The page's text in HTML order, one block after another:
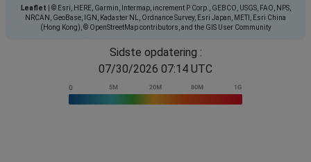
Leaflet
© Esri, HERE, Garmin, Intermap, increment P Corp., GEBCO, USGS, FAO, NPS,
NRCAN, GeoBase, IGN, Kadaster NL, Ordnance Survey, Esri Japan, METI, Esri China
(Hong Kong), © OpenStreetMap contributors, and the GIS User Community
Sidste opdatering :
07/30/2026 07:14 UTC